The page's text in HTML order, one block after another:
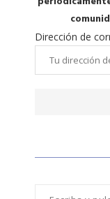
Dirección de